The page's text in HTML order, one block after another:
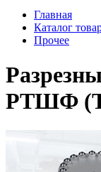
Главная
Каталог
Прочее
РТШФ